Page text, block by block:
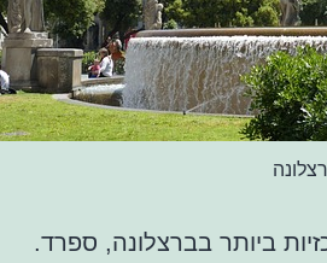
ביותר בברצלונה, ספרד.